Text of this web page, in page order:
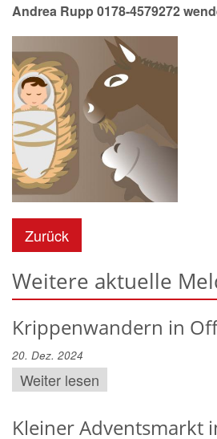
Andrea Rupp 0178-4579272
Zurück
Weitere aktuelle
Krippenwandern in
20. Dez. 2024
Weiter lesen
Kleiner Adventsmarkt